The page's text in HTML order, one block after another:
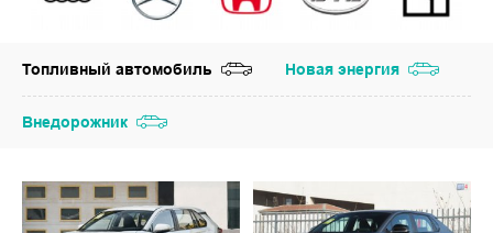
Топливный автомобиль Новая энергия
Внедорожник